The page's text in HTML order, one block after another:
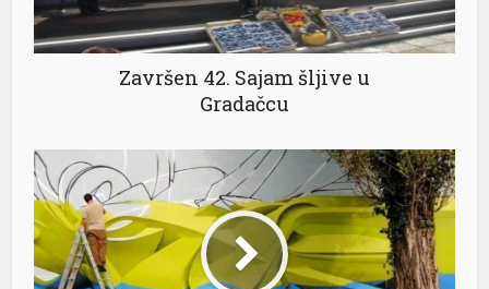
Završen 42. Sajam šljive u
Gradačcu